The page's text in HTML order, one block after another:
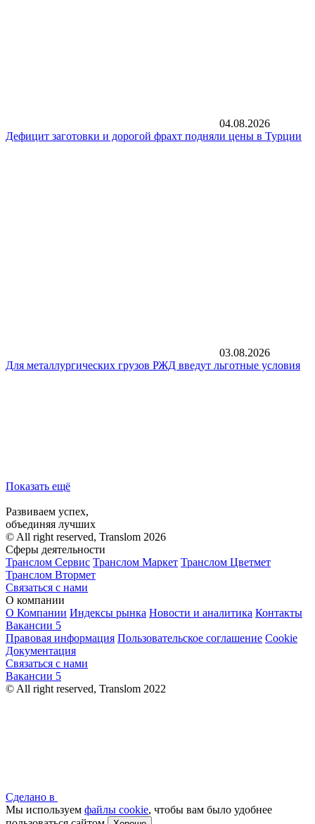
04.08.2026
Дефицит заготовки и дорогой фрахт подняли цены в Турции
03.08.2026
Для металлургических грузов РЖД введут льготные условия
Показать ещё
Развиваем успех,
объединяя лучших
© All right reserved, Translom 2026
Сферы деятельности
Транслом Сервис Транслом Маркет Транслом Цветмет
Транслом Втормет
Связаться с нами
О компании
О Компании Индексы рынка Новости и аналитика Контакты
Вакансии 5
Правовая информация Пользовательское соглашение Cookie
Документация
Связаться с нами
Вакансии 5
© All right reserved, Translom 2022
Сделано в
Мы используем файлы cookie, чтобы вам было удобнее